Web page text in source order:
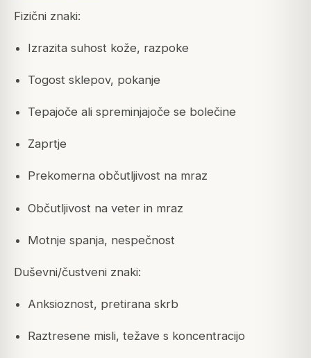
Fizični znaki:
Izrazita suhost kože, razpoke
Togost sklepov, pokanje
Tepajoče ali spreminjajoče se bolečine
Zaprtje
Prekomerna občutljivost na mraz
Občutljivost na veter in mraz
Motnje spanja, nespečnost
Duševni/čustveni znaki:
Anksioznost, pretirana skrb
Raztresene misli, težave s koncentracijo